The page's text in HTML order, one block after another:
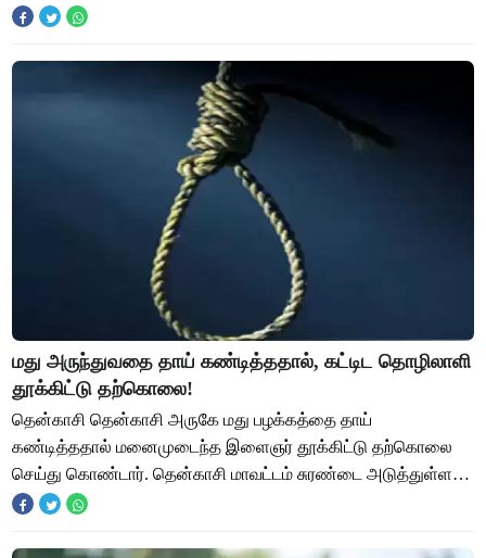
சங்கிலியை பறிமுதல் செய்தனர். தென்காசி மாவட்டம் ச
மது அருந்துவதை தாய் கண்டித்ததால், கட்டிட தொழிலாளி
தூக்கிட்டு தற்கொலை!
தென்காசி தென்காசி அருகே மது பழக்கத்தை தாய்
கண்டித்ததால் மனைமுடைந்த இளைஞர் தூக்கிட்டு தற்கொலை
செய்து கொண்டார். தென்காசி மாவட்டம் சுரண்டை அடுத்துள்ள
சிவகுருநாதபுரம் திருமலையாண்டவர் கோவில் தெருவை சேர்ந்